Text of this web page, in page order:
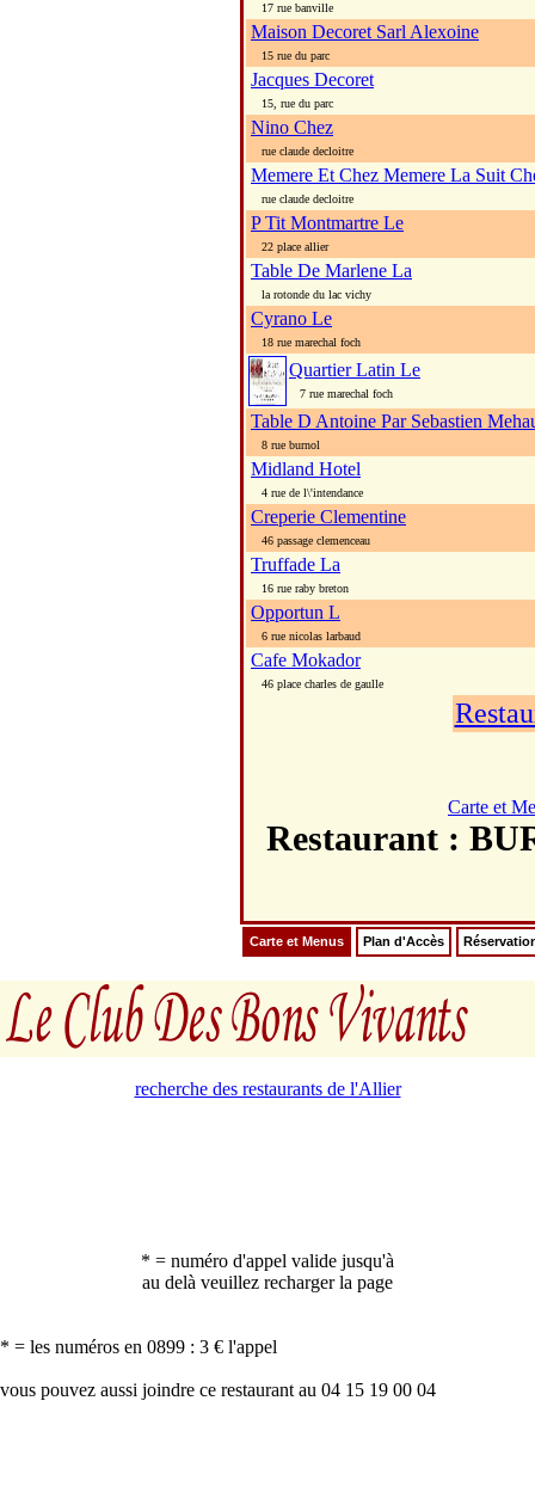
17 rue banville
Maison Decoret Sarl Alexoine
15 rue du parc
Jacques Decoret
15, rue du parc
Nino Chez
rue claude decloitre
Memere Et Chez Memere La Suit
rue claude decloitre
P Tit Montmartre Le
22 place allier
Table De Marlene La
la rotonde du lac vichy
Cyrano Le
18 rue marechal foch
Quartier Latin Le
7 rue marechal foch
Table D Antoine Par Sebastien
8 rue burnol
Midland Hotel
4 rue de l\'intendance
Creperie Clementine
46 passage clemenceau
Truffade La
16 rue raby breton
Opportun L
6 rue nicolas larbaud
Cafe Mokador
46 place charles de gaulle
Carte et
Restaurant :
Carte et Menus Plan d'Accès
recherche des restaurants de l'Allier
* = numéro d'appel valide jusqu'à
au delà veuillez recharger la page
* = les numéros en 0899 : 3 € l'appel
vous pouvez aussi joindre ce restaurant au 04 15 19 00 04